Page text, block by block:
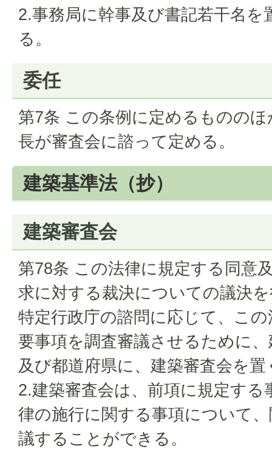
2.事務局に幹事及び書記若干名を
る。
委任
第7条 この条例に定めるものの
長が審査会に諮って定める。
建築基準法（抄）
建築審査会
第78条 この法律に規定する同意
求に対する裁決についての議決
特定行政庁の諮問に応じて、こ
要事項を調査審議させるために
及び都道府県に、建築審査会を置
2.建築審査会は、前項に規定す
律の施行に関する事項について
議することができる。